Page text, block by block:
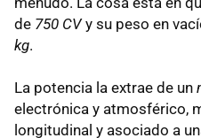
de 750 CVy su peso en
kg.
La potencia la extrae de un
electrónica y atmosférico,
longitudinal y asociado a